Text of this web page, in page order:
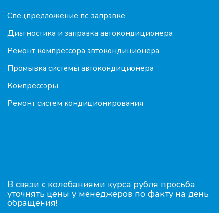
Спецпредложение по заправке
Диагностика и заправка автокондиционера
Ремонт компрессора автокондиционера
Промывка системы автокондиционера
Компрессоры
Ремонт систем кондиционирования
В связи с колебаниями курса рубля просьба
уточнять цены у менеджеров по факту на день
обращения!